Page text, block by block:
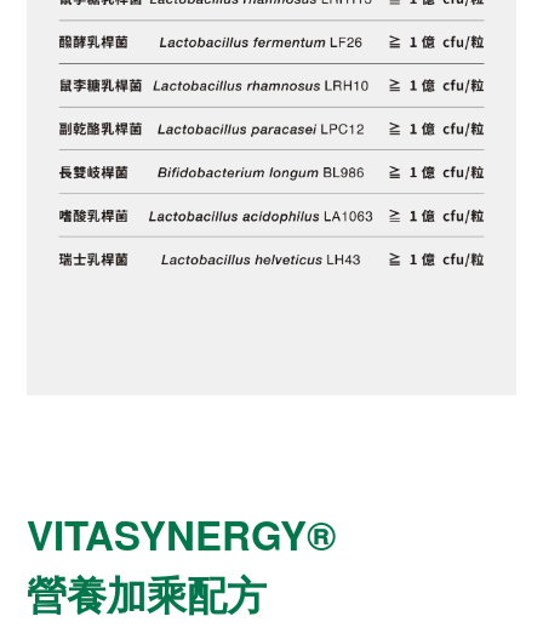
VITASYNERGY®
營養加乘配方